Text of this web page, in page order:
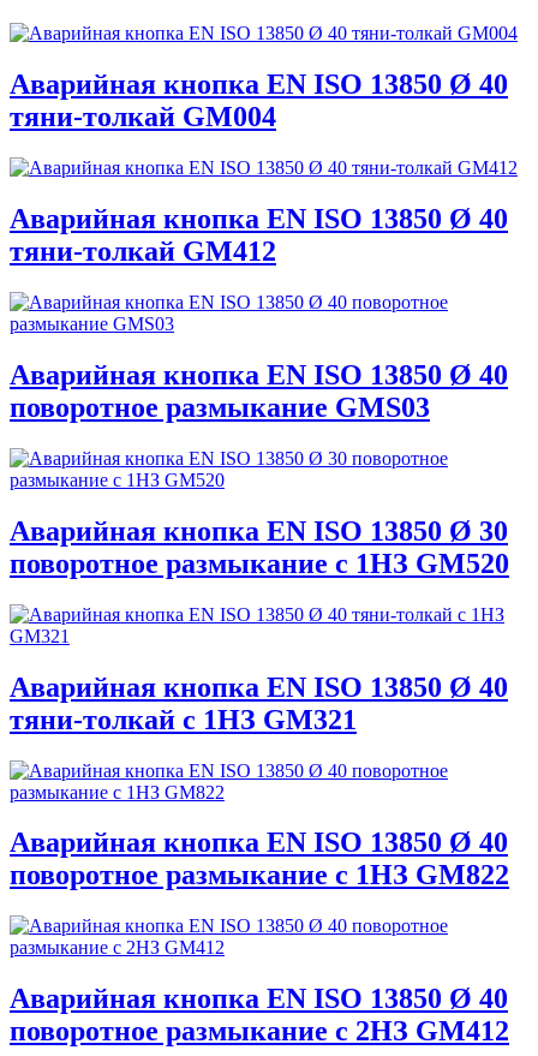
Аварийная кнопка EN ISO 13850 Ø 40
тяни-толкай GM004
Аварийная кнопка EN ISO 13850 Ø 40
тяни-толкай GM412
Аварийная кнопка EN ISO 13850 Ø 40
поворотное размыкание GMS03
Аварийная кнопка EN ISO 13850 Ø 30
поворотное размыкание с 1НЗ GM520
Аварийная кнопка EN ISO 13850 Ø 40
тяни-толкай с 1HЗ GM321
Аварийная кнопка EN ISO 13850 Ø 40
поворотное размыкание с 1НЗ GM822
Аварийная кнопка EN ISO 13850 Ø 40
поворотное размыкание с 2НЗ GM412